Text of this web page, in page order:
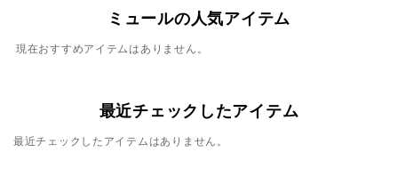
ミュールの人気アイテム
現在おすすめアイテムはありません。
最近チェックしたアイテム
最近チェックしたアイテムはありません。